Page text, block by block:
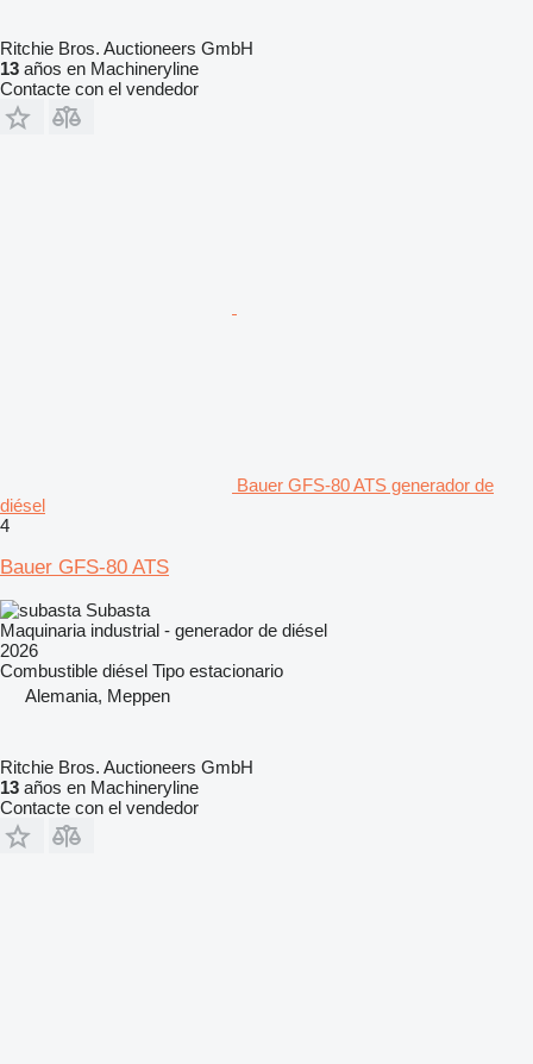
Ritchie Bros. Auctioneers GmbH
13 años en Machineryline
Contacte con el vendedor
Bauer GFS-80 ATS generador de
diésel
4
Bauer GFS-80 ATS
Subasta
Maquinaria industrial - generador de diésel
2026
Combustible diésel Tipo estacionario
Alemania, Meppen
Ritchie Bros. Auctioneers GmbH
13 años en Machineryline
Contacte con el vendedor